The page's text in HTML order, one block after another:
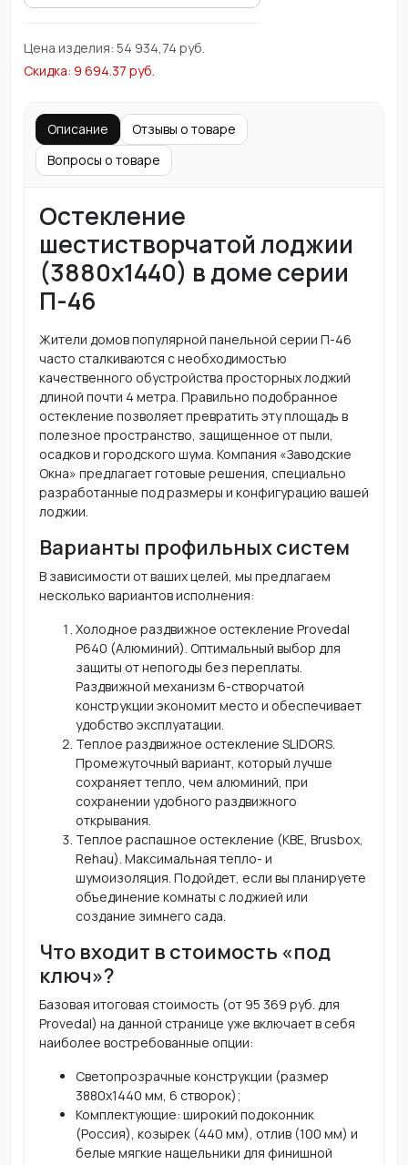
Цена изделия: 54 934,74 руб.
Скидка: 9 694.37 руб.
Описание
Отзывы о товаре
Вопросы о товаре
Остекление
шестистворчатой лоджии
(3880х1440) в доме серии
П-46
Жители домов популярной панельной серии П-46
часто сталкиваются с необходимостью
качественного обустройства просторных лоджий
длиной почти 4 метра. Правильно подобранное
остекление позволяет превратить эту площадь в
полезное пространство, защищенное от пыли,
осадков и городского шума. Компания «Заводские
Окна» предлагает готовые решения, специально
разработанные под размеры и конфигурацию вашей
лоджии.
Варианты профильных систем
В зависимости от ваших целей, мы предлагаем
несколько вариантов исполнения:
Холодное раздвижное остекление Provedal
P640 (Алюминий). Оптимальный выбор для
защиты от непогоды без переплаты.
Раздвижной механизм 6-створчатой
конструкции экономит место и обеспечивает
удобство эксплуатации.
Теплое раздвижное остекление SLIDORS.
Промежуточный вариант, который лучше
сохраняет тепло, чем алюминий, при
сохранении удобного раздвижного
открывания.
Теплое распашное остекление (KBE, Brusbox,
Rehau). Максимальная тепло- и
шумоизоляция. Подойдет, если вы планируете
объединение комнаты с лоджией или
создание зимнего сада.
Что входит в стоимость «под
ключ»?
Базовая итоговая стоимость (от 95 369 руб. для
Provedal) на данной странице уже включает в себя
наиболее востребованные опции:
Светопрозрачные конструкции (размер
3880х1440 мм, 6 створок);
Комплектующие: широкий подоконник
(Россия), козырек (440 мм), отлив (100 мм) и
белые мягкие нащельники для финишной